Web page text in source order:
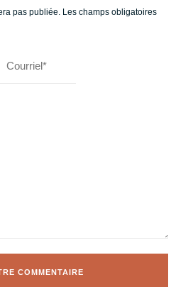
pas publiée. Les champs obligatoires